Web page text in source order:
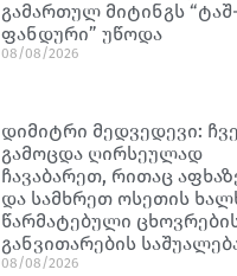
გამართულ მიტინგს
ფანდური” უწოდა
08/08/2026
დიმიტრი მედვედევი:
გამოცდა ღირსეულად
ჩავაბარეთ, რითაც
და სამხრეთ ოსეთის
წარმატებული
განვითარების
08/08/2026